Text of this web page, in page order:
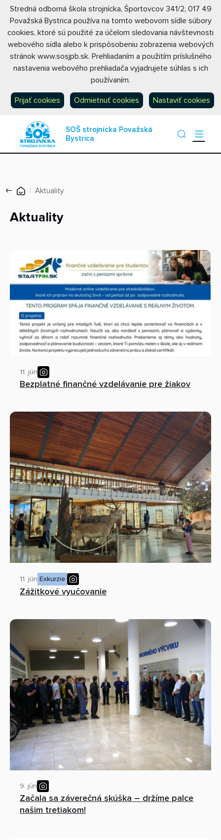
Stredná odborná škola strojnícka, Športovcov 341/2, 017 49
Považská Bystrica používa na tomto webovom sídle súbory
cookies, ktoré sú použité za účelom sledovania návštevnosti
webového sídla alebo k prispôsobeniu zobrazenia webových
stránok www.sosjpb.sk. Prehliadaním a použitím príslušného
nastavenia webového prehliadača vyjadrujete súhlas s ich
používaním.
Prijať cookies Odmietnuť cookies Nastaviť cookies
SOŠ strojnícka Považská
Bystrica
Aktuality
Aktuality
11. jún
Bezplatné finančné vzdelávanie pre žiakov
11. jún Exkurzie
Zážitkové vyučovanie
9. jún
Začala sa záverečná skúška – držíme palce
našim tretiakom!